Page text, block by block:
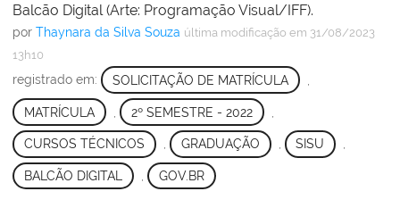
Balcão Digital (Arte: Programação Visual/IFF).
por Thaynara da Silva Souza última modificação em 31/08/2023
13h10
registrado em: SOLICITAÇÃO DE MATRÍCULA
MATRÍCULA 2º SEMESTRE - 2022
CURSOS TÉCNICOS , GRADUAÇÃO , SISU ,
BALCÃO DIGITAL GOV.BR